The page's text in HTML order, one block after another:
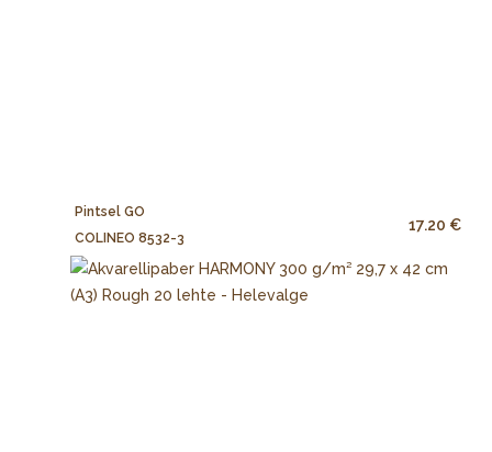
Pintsel GO
COLINEO 8532-3
17.20 €